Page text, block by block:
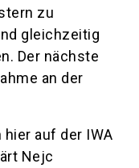
zu
gleichzeitig
Der nächste
an der
hier auf der IWA
Nejc